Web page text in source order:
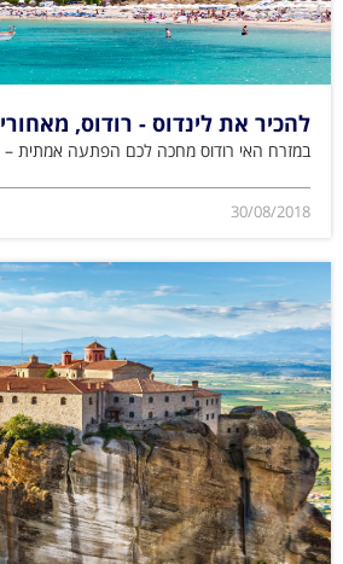
להכיר את לינדוס - רודוס,
במזרח האי רודוס מחכה לכם הפתעה אמתית –
30/08/2018